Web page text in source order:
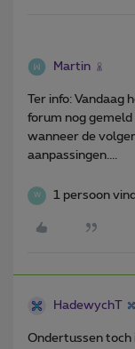
Martin
Ter info: Vandaag
forum nog
wanneer de
aanpassingen....
W 1 persoon
HadewychT
Ondertussen toch